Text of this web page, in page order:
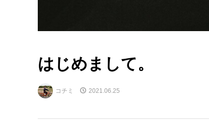
はじめまして。
コチミ 2021.06.25